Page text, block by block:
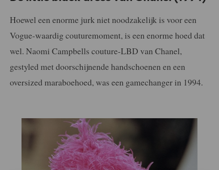
Hoewel een enorme jurk niet noodzakelijk is voor een
Vogue-waardig couturemoment, is een enorme hoed dat
wel. Naomi Campbells couture-LBD van Chanel,
gestyled met doorschijnende handschoenen en een
oversized maraboehoed, was een gamechanger in 1994.